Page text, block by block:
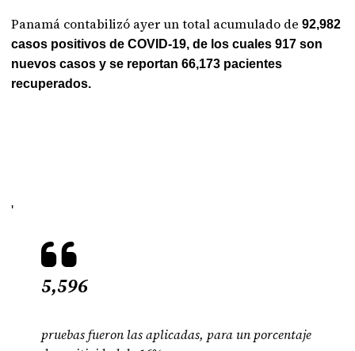
Panamá contabilizó ayer un total acumulado de92,982
casos positivos de COVID-19, de los cuales 917 son
nuevos casos y se reportan 66,173 pacientes
recuperados.
'
5,596
pruebas fueron las aplicadas, para un porcentaje